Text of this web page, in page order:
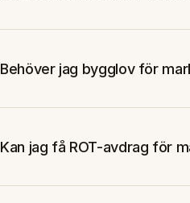
Behöver jag bygglov för
Kan jag få ROT-avdrag för